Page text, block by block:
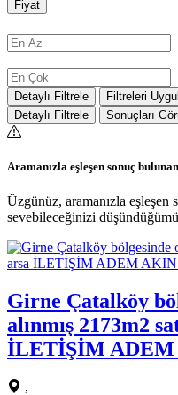
Fiyat
Detaylı Filtrele
Filtreleri
Detaylı Filtrele
Sonuçları
Aramanızla eşleşen sonuç
Üzgünüz, aramanızla eşleşen
sevebileceğinizi
Girne Çatalköy
alınmış 2173m2
İLETİŞİM ADEM
,